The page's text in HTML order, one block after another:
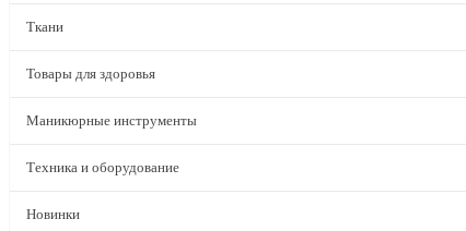
Ткани
Товары для здоровья
Маникюрные инструменты
Техника и оборудование
Новинки